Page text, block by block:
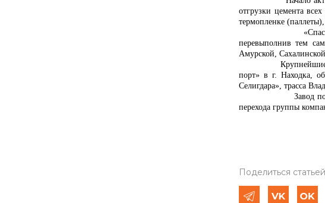
отгрузки цемента
термопленке
перевыполнив тем
Амурской,
Крупнейшие
порт» в г. Находка,
Селигдара», трасса
Завод
перехода группы
Поделиться статьей